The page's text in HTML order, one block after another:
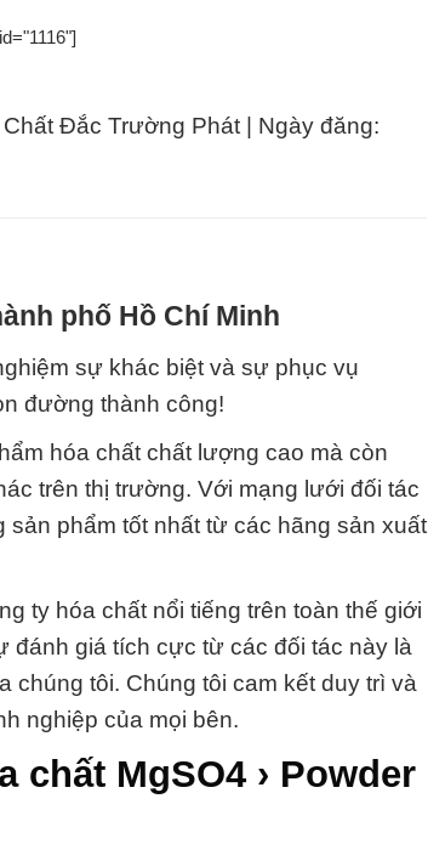
Đắc Trường Phát | Ngày đăng:
phố Hồ Chí Minh
sự khác biệt và sự phục vụ
đường thành công!
hóa chất chất lượng cao mà còn
trên thị trường. Với mạng lưới đối tác
phẩm tốt nhất từ các hãng sản xuất
ty hóa chất nổi tiếng trên toàn thế giới
đánh giá tích cực từ các đối tác này là
tôi. Chúng tôi cam kết duy trì và
nghiệp của mọi bên.
MgSO4 › Powder